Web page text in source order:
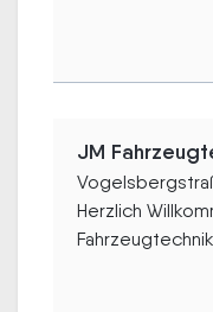
JM
Herzlich
Fahrzeugtechnik...